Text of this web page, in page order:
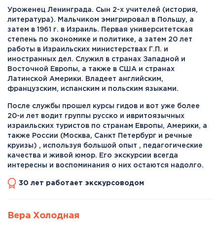
Уроженец Ленинграда. Сын 2-х учителей (история,
литература). Мальчиком эмигрировал в Польшу, а
затем в 1961 г. в Израиль. Первая университетская
степень по экономике и политике, а затем 20 лет
работы в Израильских министерствах Г.П. и
иностранных дел. Служил в странах Западной и
Восточной Европы, а также в США и странах
Латинской Америки. Владеет английским,
французским, испанским и польским языками.
После службы прошел курсы гидов и вот уже более
20-и лет водит группы русско и ивритоязычных
израильских туристов по странам Европы, Америки, а
также России (Москва, Санкт Петербург и речные
круизы) , используя большой опыт , педагогические
качества и живой юмор. Его экскурсии всегда
интересны и воспоминания о них остаются надолго.
30 лет работает экскурсоводом
Вера Холодная